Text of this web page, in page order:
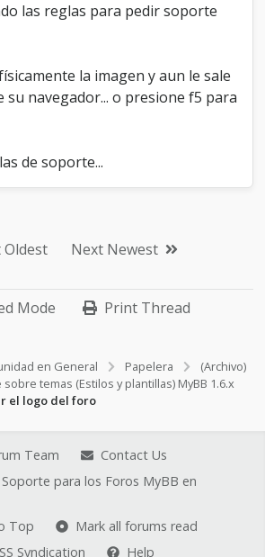
las reglas para pedir soporte
la imagen y aun le sale
su navegador... o presione f5 para
de soporte...
Oldest Next Newest
Mode Print Thread
en General Papelera
(Archivo)
temas (Estilos y plantillas) MyBB 1.6.x
el logo del foro
Team
Contact Us
para los Foros MyBB en
Top
Mark all forums read
Syndication
Help